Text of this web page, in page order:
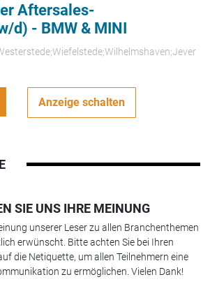
Aftersales-
d) - BMW & MINI
Anzeige schalten
SIE UNS IHRE MEINUNG
unserer Leser zu allen Branchenthemen
erwünscht. Bitte achten Sie bei Ihren
die Netiquette, um allen Teilnehmern eine
zu ermöglichen. Vielen Dank!